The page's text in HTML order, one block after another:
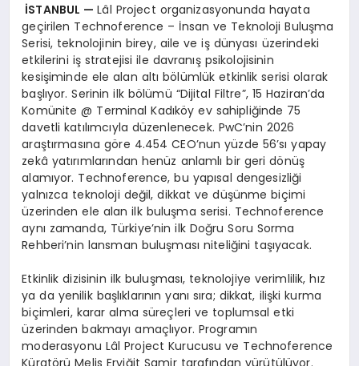
İSTANBUL —Lâl Project organizasyonunda hayata
geçirilen Technoference – İnsan ve Teknoloji Buluşma
Serisi, teknolojinin birey, aile ve iş dünyası üzerindeki
etkilerini iş stratejisi ile davranış psikolojisinin
kesişiminde ele alan altı bölümlük etkinlik serisi olarak
başlıyor. Serinin ilk bölümü “Dijital Filtre”, 15 Haziran’da
Komünite @ Terminal Kadıköy ev sahipliğinde 75
davetli katılımcıyla düzenlenecek. PwC’nin 2026
araştırmasına göre 4.454 CEO’nun yüzde 56’sı yapay
zekâ yatırımlarından henüz anlamlı bir geri dönüş
alamıyor. Technoference, bu yapısal dengesizliği
yalnızca teknoloji değil, dikkat ve düşünme biçimi
üzerinden ele alan ilk buluşma serisi. Technoference
aynı zamanda, Türkiye’nin ilk Doğru Soru Sorma
Rehberi’nin lansman buluşması niteliğini taşıyacak.
Etkinlik dizisinin ilk buluşması, teknolojiye verimlilik, hız
ya da yenilik başlıklarının yanı sıra; dikkat, ilişki kurma
biçimleri, karar alma süreçleri ve toplumsal etki
üzerinden bakmayı amaçlıyor. Programın
moderasyonu Lâl Project Kurucusu ve Technoference
Küratörü Melis Eryiğit Samir tarafından yürütülüyor.